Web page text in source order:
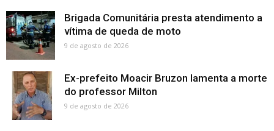
Brigada Comunitária presta atendimento a
vítima de queda de moto
9 de agosto de 2026
Ex-prefeito Moacir Bruzon lamenta a morte
do professor Milton
9 de agosto de 2026